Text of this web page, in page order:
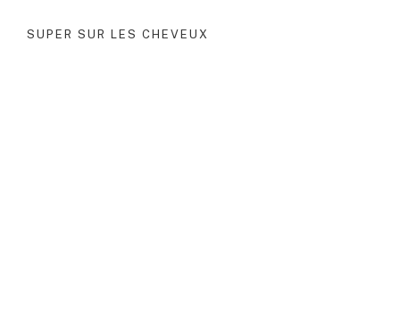
SUPER SUR LES CHEVEUX